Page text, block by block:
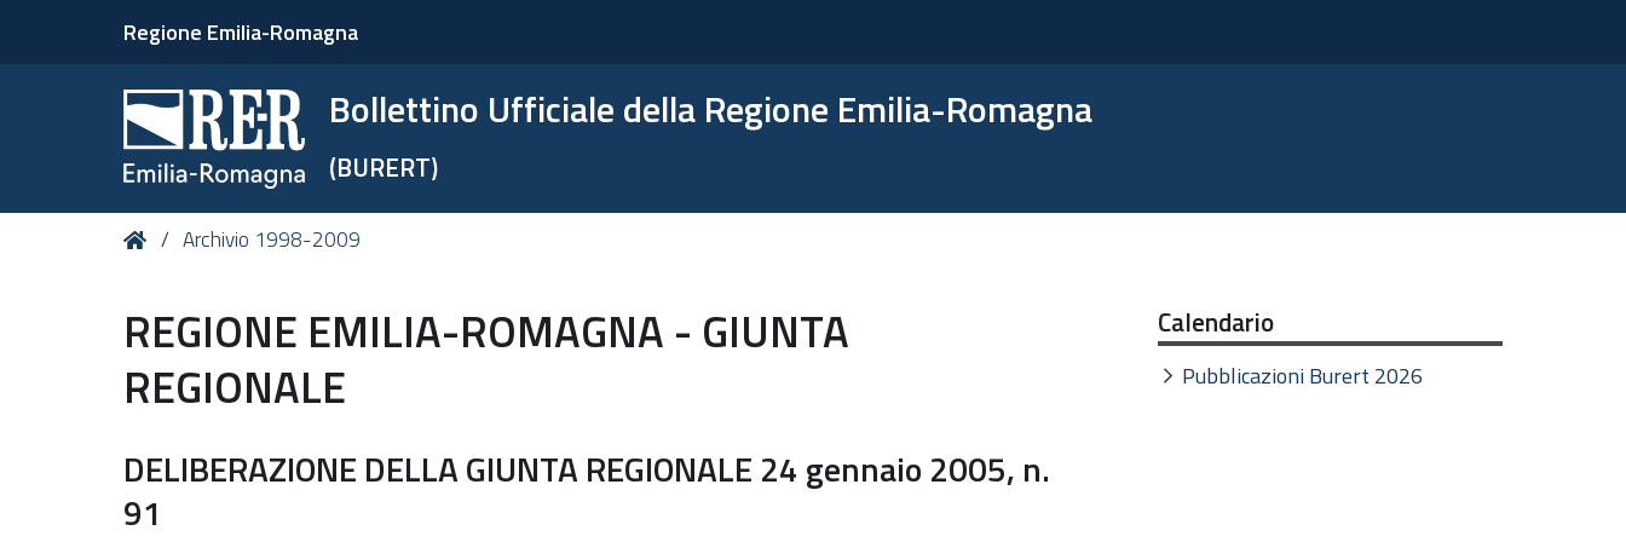
Regione Emilia-Romagna
Bollettino Ufficiale della Regione Emilia-Romagna
(BURERT)
Tu HomeArchivio 1998-2009
REGIONE EMILIA-ROMAGNA - GIUNTA
REGIONALE
DELIBERAZIONE DELLA GIUNTA REGIONALE 24 gennaio 2005, n.
91
Calendario
Pubblicazioni Burert 2026